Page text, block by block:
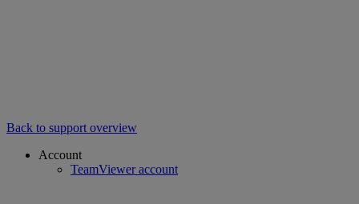
Back to support overview
Account
TeamViewer account